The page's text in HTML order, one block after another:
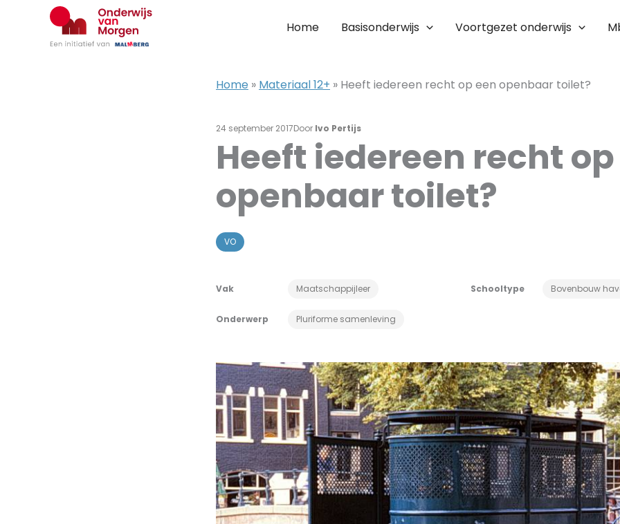
Home Basisonderwijs Voortgezet onderwijs
Home » Materiaal 12+ » Heeft iedereen recht op een openbaar toilet?
24 september 2017Door Ivo Pertijs
VO
Vak Maatschappijleer Schooltype Bovenbouw
Onderwerp Pluriforme samenleving
Heeft iedereen recht
openbaar toilet?